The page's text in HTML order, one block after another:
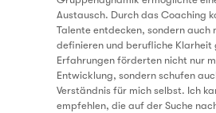
Austausch. Durch das Coaching
Talente entdecken, sondern auch
definieren und berufliche Klarheit
Erfahrungen förderten nicht nur
Entwicklung, sondern schufen
Verständnis für mich selbst. Ich
empfehlen, die auf der Suche